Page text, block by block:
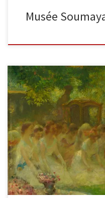
Musée
Bracquemond et son disciple
225,0 ; L. 207,0 cm., acquis